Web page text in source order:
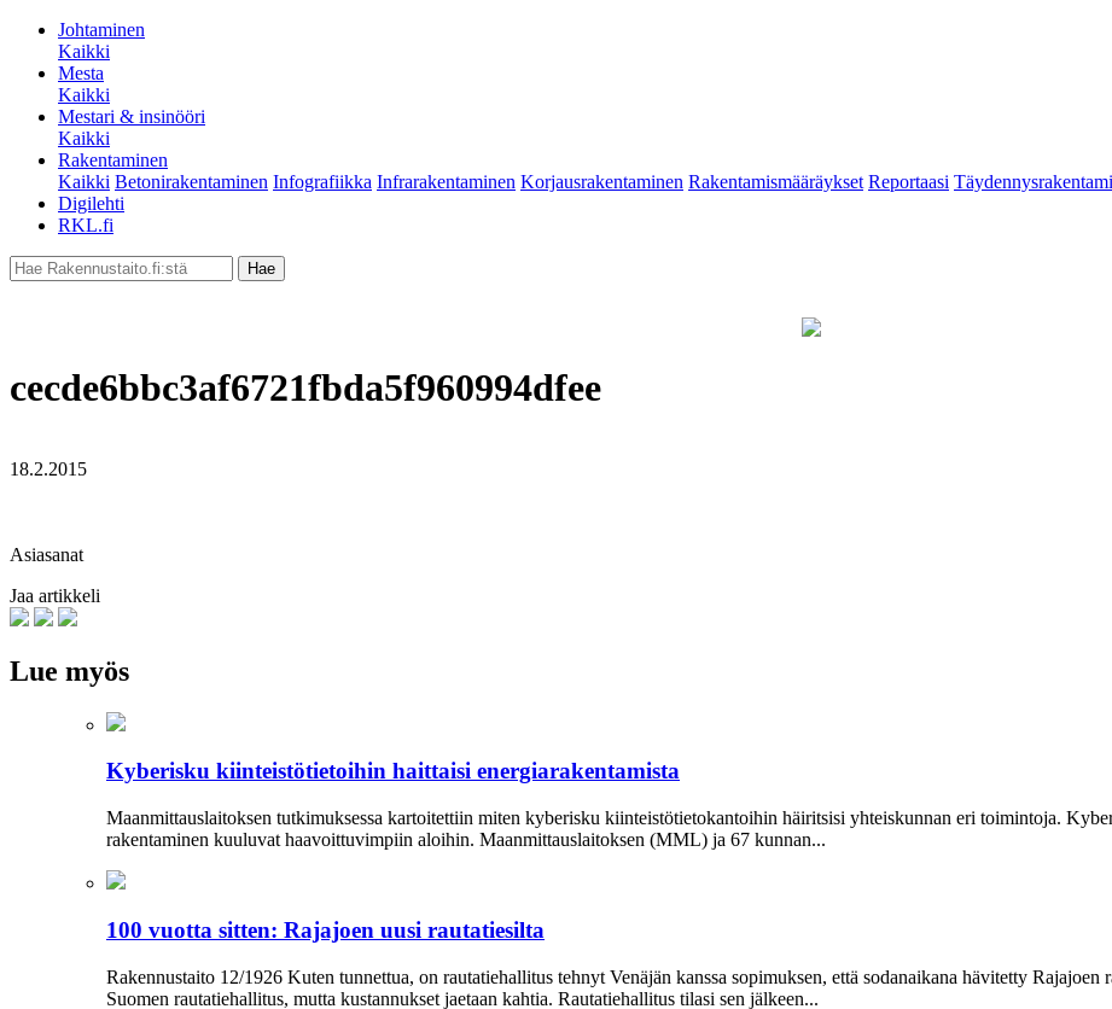
Johtaminen
Kaikki
Mesta
Kaikki
Mestari & insinööri
Kaikki
Rakentaminen
Kaikki Betonirakentaminen Infografiikka Infrarakentaminen Korjausrakentaminen Rakentamismääräykset Reportaasi
Digilehti
RKL.fi
cecde6bbc3af6721fbda5f960994dfee
18.2.2015
Asiasanat
Jaa artikkeli
Lue myös
Kyberisku kiinteistötietoihin haittaisi energiarakentamista
Maanmittauslaitoksen tutkimuksessa kartoitettiin miten kyberisku kiinteistö­tietokantoihin häiritsisi yhteiskunnan eri toimintoja.
rakentaminen kuuluvat haavoittuvimpiin aloihin. Maanmittauslaitoksen (MML) ja 67 kunnan...
100 vuotta sitten: Rajajoen uusi rautatiesilta
Rakennustaito 12/1926 Kuten tunnettua, on rautatiehallitus tehnyt Venäjän kanssa sopimuksen, että sodanaikana hävitetty Rajajoen
Suomen rautatiehallitus, mutta kustannukset jaetaan kahtia. Rautatiehallitus tilasi sen jälkeen...